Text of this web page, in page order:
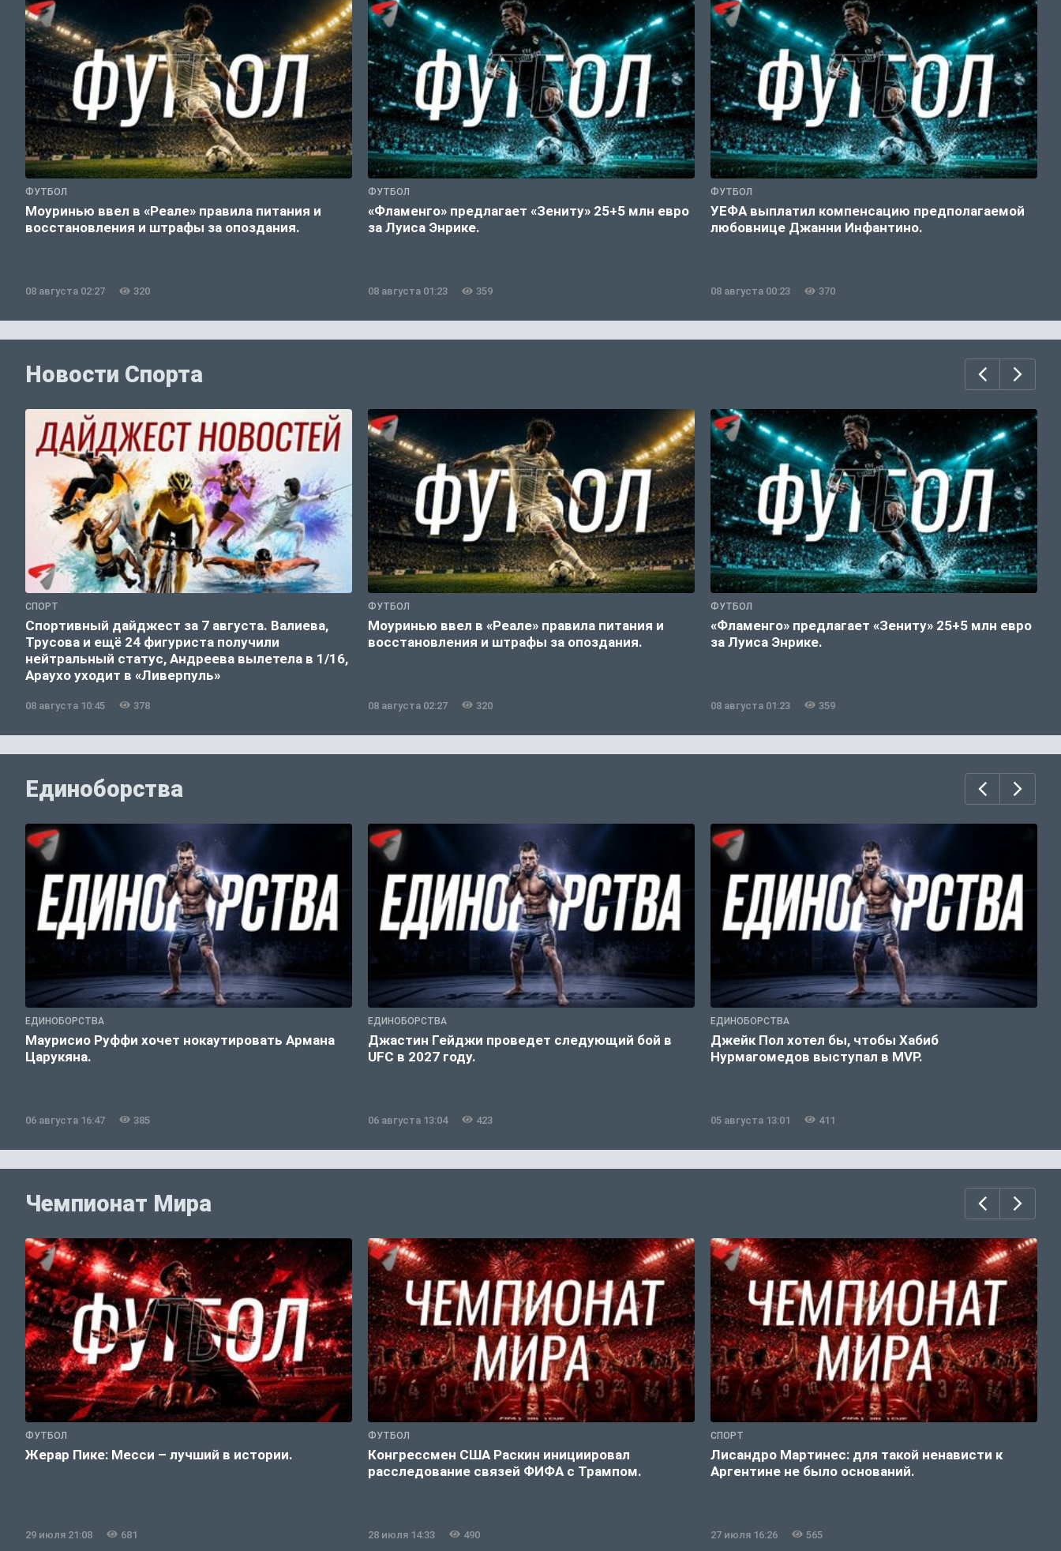
ФУТБОЛ
Моуринью ввел в «Реале» правила питания и
восстановления и штрафы за опоздания.
08 августа 02:27 320
ФУТБОЛ
«Фламенго» предлагает «Зениту» 25+5 млн евро
за Луиса Энрике.
08 августа 01:23 359
ФУТБОЛ
УЕФА выплатил компенсацию предполагаемой
любовнице Джанни Инфантино.
08 августа 00:23 370
Новости Спорта
СПОРТ
Спортивный дайджест за 7 августа. Валиева,
Трусова и ещё 24 фигуриста получили
нейтральный статус, Андреева вылетела в 1/16,
Араухо уходит в «Ливерпуль»
08 августа 10:45 378
ФУТБОЛ
Моуринью ввел в «Реале» правила питания и
восстановления и штрафы за опоздания.
08 августа 02:27 320
ФУТБОЛ
«Фламенго» предлагает «Зениту» 25+5 млн евро
за Луиса Энрике.
08 августа 01:23 359
Единоборства
ЕДИНОБОРСТВА
Маурисио Руффи хочет нокаутировать Армана
Царукяна.
06 августа 16:47 385
ЕДИНОБОРСТВА
Джастин Гейджи проведет следующий бой в
UFC в 2027 году.
06 августа 13:04 423
ЕДИНОБОРСТВА
Джейк Пол хотел бы, чтобы Хабиб
Нурмагомедов выступал в MVP.
05 августа 13:01 411
Чемпионат Мира
ФУТБОЛ
Жерар Пике: Месси – лучший в истории.
29 июля 21:08 681
ФУТБОЛ
Конгрессмен США Раскин инициировал
расследование связей ФИФА с Трампом.
28 июля 14:33 490
СПОРТ
Лисандро Мартинес: для такой ненависти к
Аргентине не было оснований.
27 июля 16:26 565